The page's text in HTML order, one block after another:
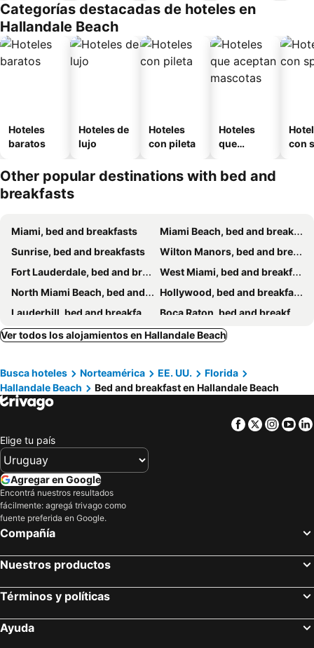
Categorías destacadas de hoteles en
Hallandale Beach
Hoteles
baratos
Hoteles de
lujo
Hoteles
con pileta
Hoteles
que
mascotas
con
Other popular destinations with bed and
breakfasts
Miami, bed and breakfasts
Miami Beach, bed and breakfasts
Sunrise, bed and breakfasts
Wilton Manors, bed and breakfasts
Fort Lauderdale, bed and breakfasts
West Miami, bed and breakfasts
North Miami Beach, bed and breakfasts
Hollywood, bed and breakfasts
Lauderhill, bed and breakfasts
Boca Raton, bed and breakfasts
Deerfield Beach, bed and breakfasts
Cooper City, bed and breakfasts
Opa-locka, bed and breakfasts
North Miami, bed and breakfasts
Coral Gables, bed and breakfasts
Miramar, bed and breakfasts
Miami Springs, bed and breakfasts
Ver todos los alojamientos en Hallandale Beach
Busca hoteles Norteamérica EE. UU.
Florida
Hallandale Beach
Bed and breakfast en Hallandale Beach
Facebook
Twitter
Elige tu país
Agregar en Google
Encontrá nuestros resultados
fácilmente: agregá trivago como
fuente preferida en Google.
Compañía
Nuestros productos
Términos y políticas
Ayuda